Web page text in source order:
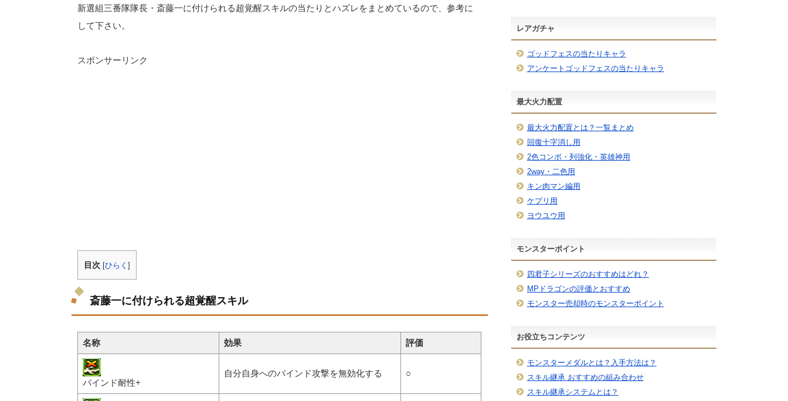
新選組三番隊隊長・斎藤一に付けられる超覚醒スキルの当たりとハズレをまとめているので、参考に
して下さい。
スポンサーリンク
目次 [ひらく ]
斎藤一に付けられる超覚醒スキル
名称 効果 評価
バインド耐性+
自分自身へのバインド攻撃を無効化する ○
レアガチャ
ゴッドフェスの当たりキャラ
アンケートゴッドフェスの当たりキャラ
最大火力配置
最大火力配置とは？一覧まとめ
回復十字消し用
2色コンボ・列強化・英雄神用
2way・二色用
キン肉マン編用
ケプリ用
ヨウユウ用
モンスターポイント
四君子シリーズのおすすめはどれ？
MPドラゴンの評価とおすすめ
モンスター売却時のモンスターポイント
お役立ちコンテンツ
モンスターメダルとは？入手方法は？
スキル継承 おすすめの組み合わせ
スキル継承システムとは？